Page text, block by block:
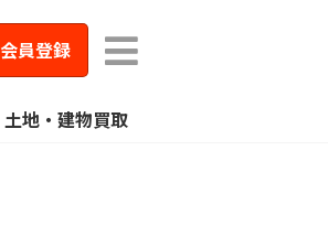
会員登録
土地・建物買取